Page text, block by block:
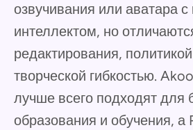
озвучивания или аватара
интеллектом, но
редактирования,
творческой гибкостью.
лучше всего подходят для
образования и обучения,